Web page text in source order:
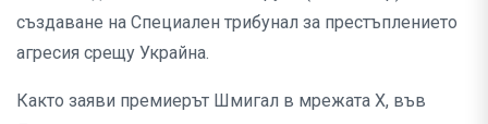
създаване на Специален трибунал за престъплението
агресия срещу Украйна.
Както заяви премиерът Шмигал в мрежата X, във